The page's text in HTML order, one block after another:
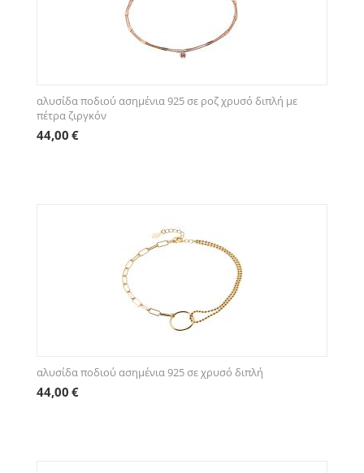
αλυσίδα ποδιού ασημένια 925 σε ροζ χρυσό διπλή με
πέτρα ζιργκόν
44,00 €
αλυσίδα ποδιού ασημένια 925 σε χρυσό διπλή
44,00 €